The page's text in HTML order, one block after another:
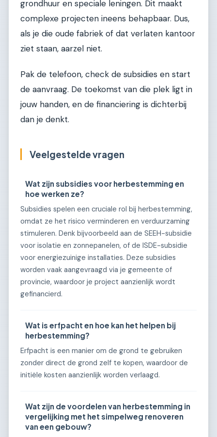
grondhuur en speciale leningen. Dit maakt
complexe projecten ineens behapbaar. Dus,
als je die oude fabriek of dat verlaten kantoor
ziet staan, aarzel niet.
Pak de telefoon, check de subsidies en start
de aanvraag. De toekomst van die plek ligt in
jouw handen, en de financiering is dichterbij
dan je denkt.
Veelgestelde vragen
Wat zijn subsidies voor herbestemming en
hoe werken ze?
Subsidies spelen een cruciale rol bij herbestemming,
omdat ze het risico verminderen en verduurzaming
stimuleren. Denk bijvoorbeeld aan de SEEH-subsidie
voor isolatie en zonnepanelen, of de ISDE-subsidie
voor energiezuinige installaties. Deze subsidies
worden vaak aangevraagd via je gemeente of
provincie, waardoor je project aanzienlijk wordt
gefinancierd.
Wat is erfpacht en hoe kan het helpen bij
herbestemming?
Erfpacht is een manier om de grond te gebruiken
zonder direct de grond zelf te kopen, waardoor de
initiële kosten aanzienlijk worden verlaagd.
Wat zijn de voordelen van herbestemming in
vergelijking met het simpelweg renoveren
van een gebouw?